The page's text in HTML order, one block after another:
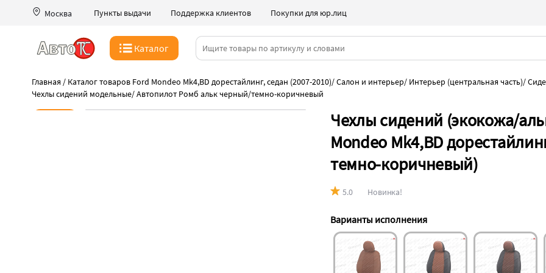
Москва Пункты выдачи Поддержка клиентов Покупки для юр.лиц
Каталог
Главная / Каталог товаров Ford Mondeo Mk4,BD дорестайлинг, седан (2007-2010)/Салон и интерьер/ Интерьер (центральная часть)/
Чехлы сидений модельные/Автопилот Ромб альк черный/темно-коричневый
Чехлы сидений (экокожа/
Mondeo Mk4,BD
темно-коричневый)
5.0 Новинка!
Варианты исполнения